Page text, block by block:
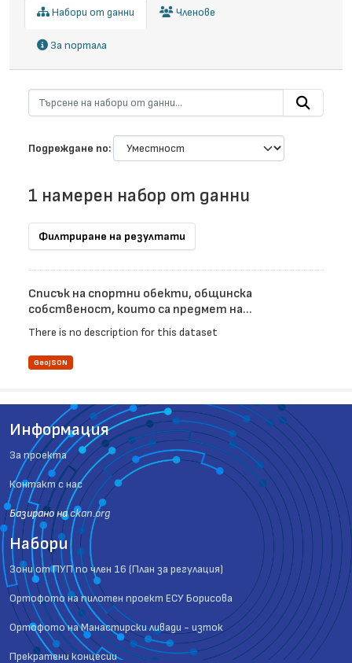
Набори от данни Членове
За портала
Подреждане по
1 намерен набор от данни
Филтриране на резултати
Списък на спортни обекти, общинска
собственост, които са предмет на...
There is no description for this dataset
GeoJSON
Информация
За проекта
Контакт с нас
Базиранo наckan.org
Набори
Зони от ПУП по член 16 (План за регулация)
Ортофото на пилотен проект ЕСУ Борисова
Ортофото на Манастирски ливади - изток
Прекратени концесии